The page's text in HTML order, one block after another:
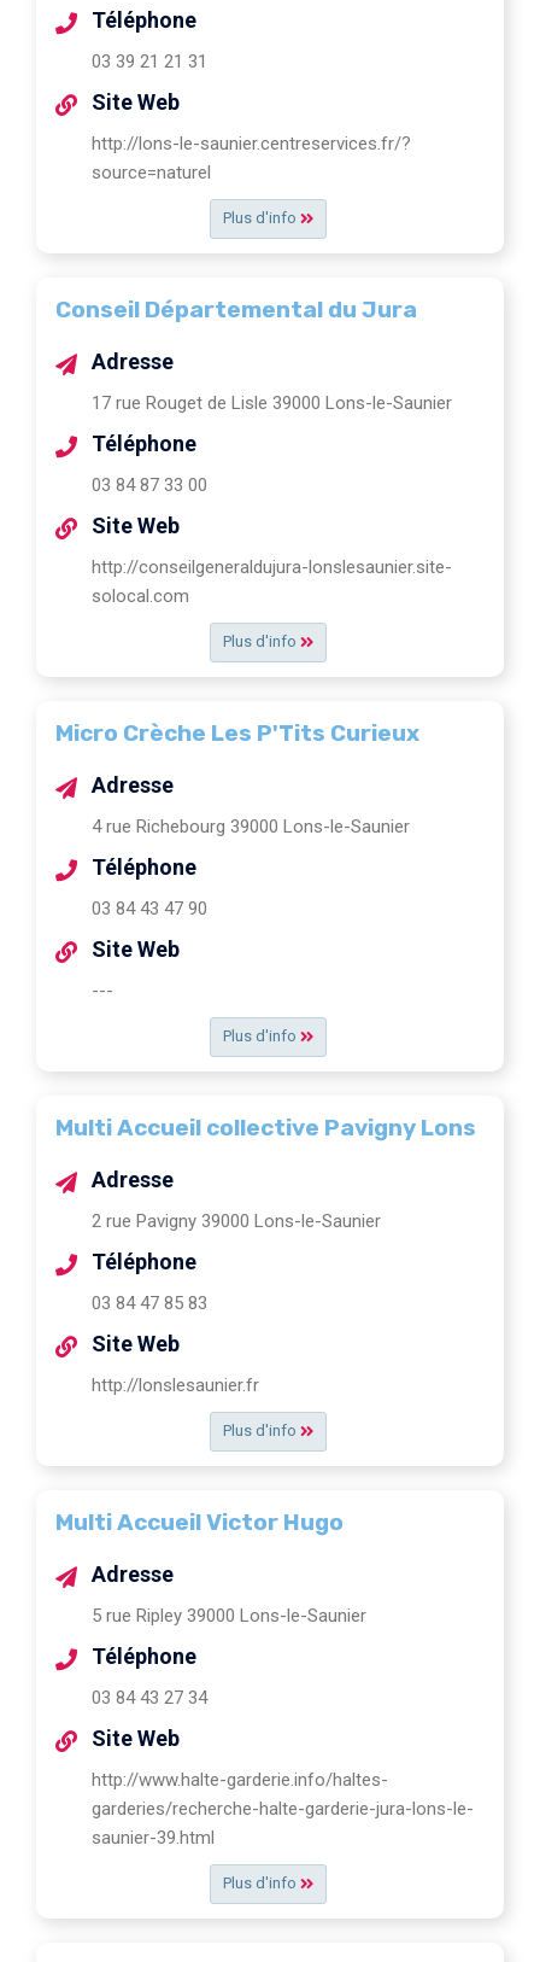
Plus d'info
Téléphone
03 39 21 21 31
Site Web
http://lons-le-saunier.centreservices.fr/?
source=naturel
Conseil Départemental du Jura
Plus d'info
Adresse
17 rue Rouget de Lisle 39000 Lons-le-Saunier
Téléphone
03 84 87 33 00
Site Web
http://conseilgeneraldujura-lonslesaunier.site-
solocal.com
Micro Crèche Les P'Tits Curieux
Plus d'info
Adresse
4 rue Richebourg 39000 Lons-le-Saunier
Téléphone
03 84 43 47 90
Site Web
---
Multi Accueil collective Pavigny Lons
Plus d'info
Adresse
2 rue Pavigny 39000 Lons-le-Saunier
Téléphone
03 84 47 85 83
Site Web
http://lonslesaunier.fr
Multi Accueil Victor Hugo
Plus d'info
Adresse
5 rue Ripley 39000 Lons-le-Saunier
Téléphone
03 84 43 27 34
Site Web
http://www.halte-garderie.info/haltes-
garderies/recherche-halte-garderie-jura-lons-le-
saunier-39.html